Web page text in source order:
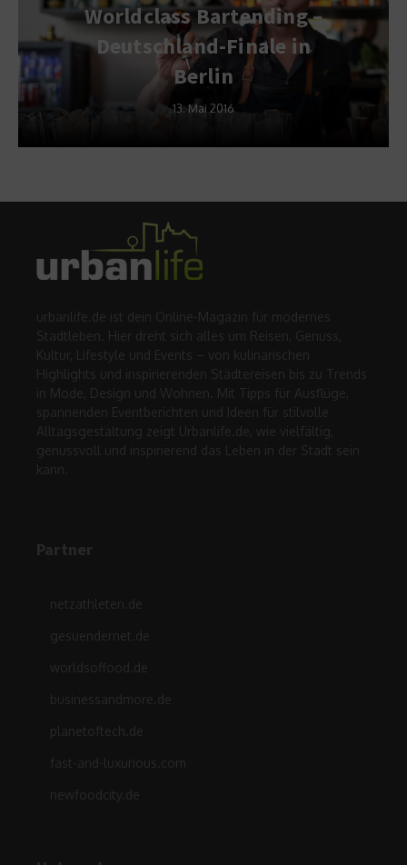
Worldclass Bartending –
Deutschland-Finale in
Berlin
13. Mai 2016
urbanlife.de ist dein Online-Magazin für modernes
Stadtleben. Hier dreht sich alles um Reisen, Genuss,
Kultur, Lifestyle und Events – von kulinarischen
Highlights und inspirierenden Städtereisen bis zu Trends
in Mode, Design und Wohnen. Mit Tipps für Ausflüge,
spannenden Eventberichten und Ideen für stilvolle
Alltagsgestaltung zeigt Urbanlife.de, wie vielfältig,
genussvoll und inspirierend das Leben in der Stadt sein
kann.
Partner
netzathleten.de
gesuendernet.de
worldsoffood.de
businessandmore.de
planetoftech.de
fast-and-luxurious.com
newfoodcity.de